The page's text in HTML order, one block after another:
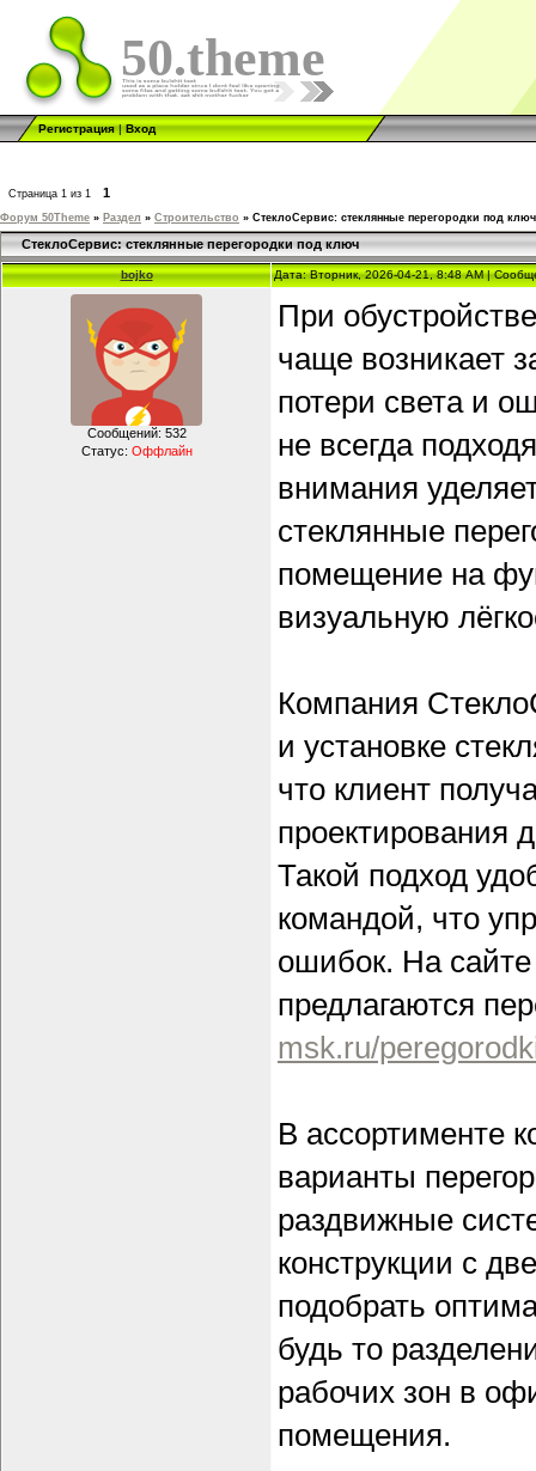
50.theme
Регистрация|Вход
Страница 1 из 1 1
Форум 50Theme » Раздел » Строительство » СтеклоСервис: стеклянные перегородки под ключ
СтеклоСервис: стеклянные перегородки под ключ
bojko Дата: Вторник, 2026-04-21, 8:48 AM |
Сообщений: 532
Статус: Оффлайн
При
чаще возникает
потери света и
не всегда
внимания
стеклянные
помещение на
визуальную
Компания
и установке
что клиент
проектирования
Такой подход
командой, что
ошибок. На сайте
предлагаются
msk.ru/
В ассортименте
варианты
раздвижные
конструкции с
подобрать
будь то
рабочих зон в
помещения.